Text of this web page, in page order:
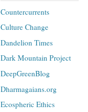
Countercurrents
Culture Change
Dandelion Times
Dark Mountain Project
DeepGreenBlog
Dharmagaians.org
Ecospheric Ethics